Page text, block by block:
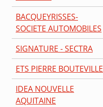
BACQUEYRISSES-
SOCIETE AUTOMOBILES
SIGNATURE - SECTRA
ETS PIERRE BOUTEVILLE
IDEA NOUVELLE
AQUITAINE